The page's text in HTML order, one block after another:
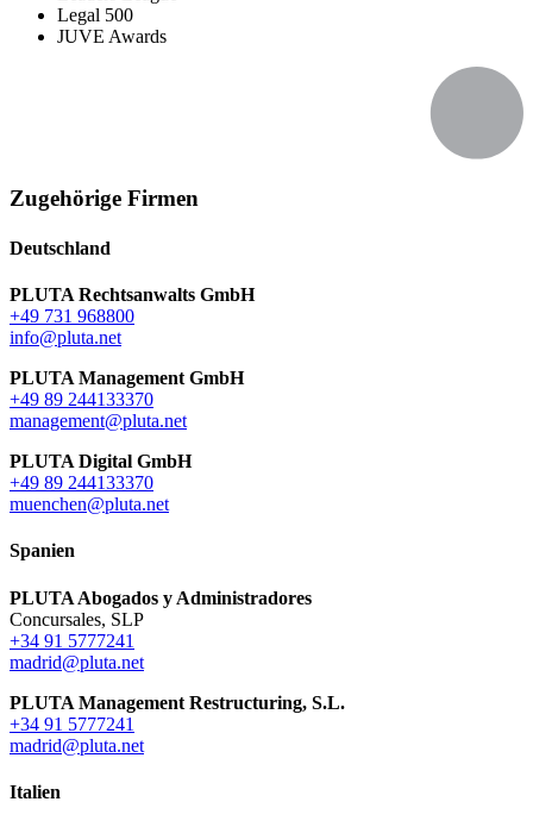
Legal 500
JUVE Awards
Zugehörige Firmen
Deutschland
PLUTA Rechtsanwalts GmbH
+49 731 968800
info@pluta.net
PLUTA Management GmbH
+49 89 244133370
management@pluta.net
PLUTA Digital GmbH
+49 89 244133370
muenchen@pluta.net
Spanien
PLUTA Abogados y Administradores
Concursales, SLP
+34 91 5777241
madrid@pluta.net
PLUTA Management Restructuring, S.L.
+34 91 5777241
madrid@pluta.net
Italien